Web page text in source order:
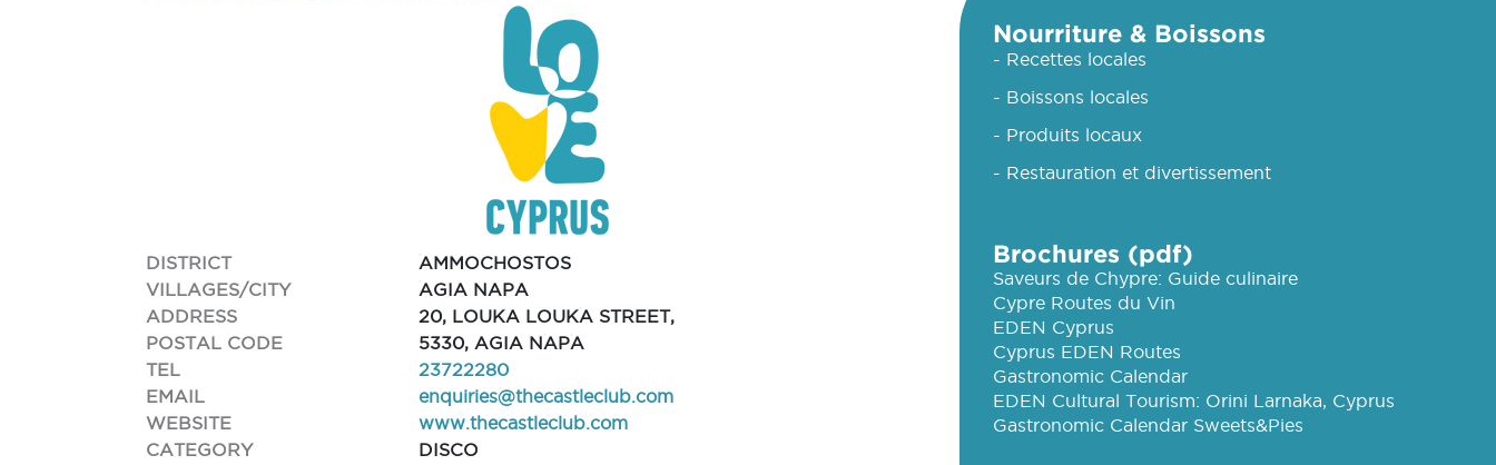
DISTRICT
AMMOCHOSTOS
VILLAGES/CITY
AGIA NAPA
ADDRESS
20, LOUKA LOUKA STREET,
POSTAL CODE
5330, AGIA NAPA
TEL
23722280
EMAIL
enquiries@thecastleclub.com
WEBSITE
www.thecastleclub.com
CATEGORY
DISCO
Nourriture & Boissons
- Recettes locales
- Boissons locales
- Produits locaux
- Restauration et divertissement
Brochures (pdf)
Saveurs de Chypre: Guide culinaire
Cypre Routes du Vin
EDEN Cyprus
Cyprus EDEN Routes
Gastronomic Calendar
EDEN Cultural Tourism: Orini Larnaka, Cyprus
Gastronomic Calendar Sweets&Pies